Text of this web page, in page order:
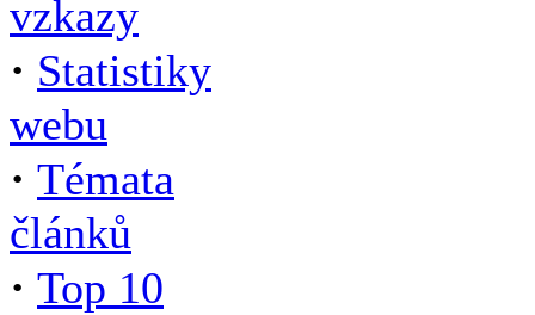
vzkazy
· Statistiky
webu
· Témata
článků
· Top 10